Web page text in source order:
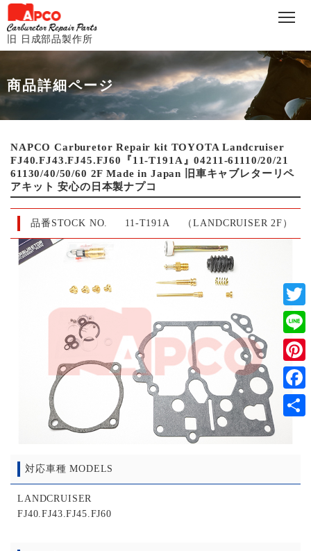
旧 日成部品製作所
商品詳細ページ
NAPCO Carburetor Repair kit TOYOTA Landcruiser
FJ40.FJ43.FJ45.FJ60『11-T191A』04211-61110/20/21
61130/40/50/60 2F Made in Japan 旧車キャブレターリペ
アキット 安心の日本製ナプコ
品番STOCK NO. 11-T191A （LANDCRUISER 2F）
対応車種 MODELS
LANDCRUISER
FJ40.FJ43.FJ45.FJ60
Line